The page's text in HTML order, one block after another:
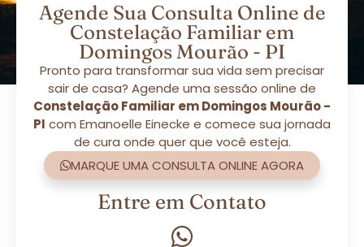
Agende Sua Consulta Online de
Constelação Familiar em
Domingos Mourão - PI
Pronto para transformar sua vida sem precisar
sair de casa? Agende uma sessão online de
Constelação Familiar em Domingos Mourão -
PI com Emanoelle Einecke e comece sua jornada
de cura onde quer que você esteja.
MARQUE UMA CONSULTA ONLINE AGORA
Entre em Contato